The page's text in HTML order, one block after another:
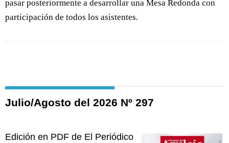
pasar posteriormente a desarrollar una Mesa Redonda con
participación de todos los asistentes.
Julio/Agosto del 2026 Nº 297
Edición en PDF de El Periódico